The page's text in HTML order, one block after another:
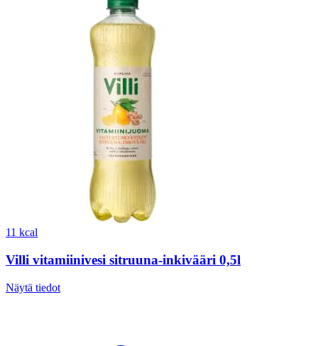
11 kcal
Villi vitamiinivesi sitruuna-inkivääri 0,5l
Näytä tiedot